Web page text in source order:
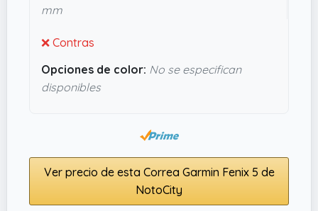
mm
❌ Contras
Opciones de color: No se especifican
disponibles
Ver precio de esta Correa Garmin Fenix 5 de
NotoCity